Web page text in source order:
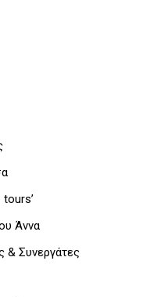
Άννα
& Συνεργάτες